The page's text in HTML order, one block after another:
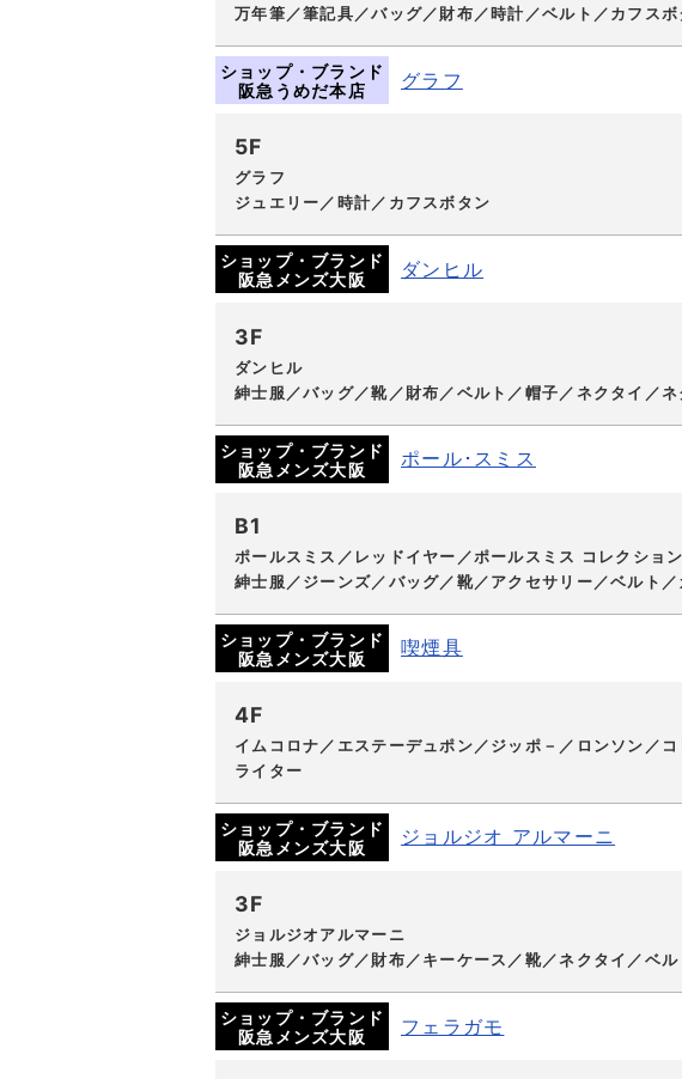
万年筆／筆記具／バッグ／財布／時計／ベルト／カフスボ
ショップ・ブランド
阪急うめだ本店
グラフ
5F
グラフ
ジュエリー／時計／カフスボタン
ショップ・ブランド
阪急メンズ大阪
ダンヒル
3F
ダンヒル
紳士服／バッグ／靴／財布／ベルト／帽子／ネクタイ／
ショップ・ブランド
阪急メンズ大阪
ポール･スミス
B1
ポールスミス／レッドイヤー／ポールスミス コレクション
紳士服／ジーンズ／バッグ／靴／アクセサリー／ベルト
ショップ・ブランド
阪急メンズ大阪
喫煙具
4F
イムコロナ／エステーデュポン／ジッポ－／ロンソン／
ライター
ショップ・ブランド
阪急メンズ大阪
ジョルジオ アルマーニ
3F
ジョルジオアルマーニ
紳士服／バッグ／財布／キーケース／靴／ネクタイ／ベ
ショップ・ブランド
阪急メンズ大阪
フェラガモ